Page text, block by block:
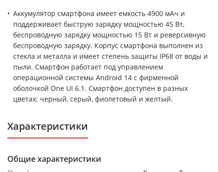
Аккумулятор смартфона имеет емкость 4900 мАч и
поддерживает быструю зарядку мощностью 45 Вт,
беспроводную зарядку мощностью 15 Вт и реверсивную
беспроводную зарядку. Корпус смартфона выполнен из
стекла и металла и имеет степень защиты IP68 от воды и
пыли. Смартфон работает под управлением
операционной системы Android 14 с фирменной
оболочкой One UI 6.1. Смартфон доступен в разных
цветах: черный, серый, фиолетовый и желтый.
Характеристики
Общие характеристики